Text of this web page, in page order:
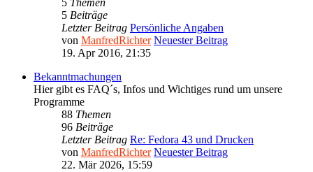
5 Themen
5 Beiträge
Letzter Beitrag Persönliche Angaben
von ManfredRichter Neuester Beitrag
19. Apr 2016, 21:35
Bekanntmachungen
Hier gibt es FAQ´s, Infos und Wichtiges rund um unsere
Programme
88 Themen
96 Beiträge
Letzter Beitrag Re: Fedora 43 und Drucken
von ManfredRichter Neuester Beitrag
22. Mär 2026, 15:59